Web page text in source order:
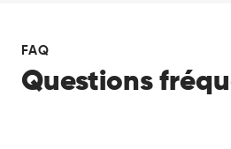
FAQ
Questions